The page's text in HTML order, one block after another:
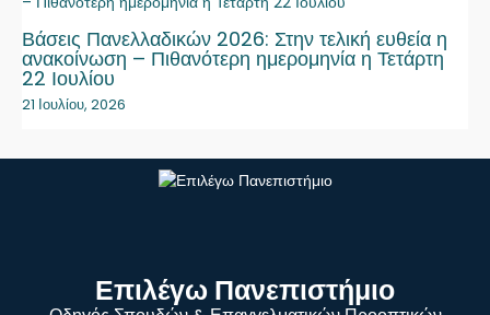
Βάσεις Πανελλαδικών 2026: Στην τελική ευθεία η
ανακοίνωση – Πιθανότερη ημερομηνία η Τετάρτη
22 Ιουλίου
21 Ιουλίου, 2026
Επιλέγω Πανεπιστήμιο